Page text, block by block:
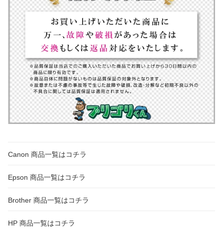
Canon 商品一覧はコチラ
Epson 商品一覧はコチラ
Brother 商品一覧はコチラ
HP 商品一覧はコチラ